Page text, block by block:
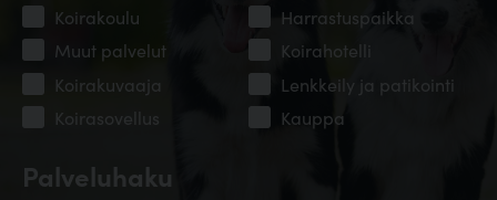
Palveluhaku
Koirakoulu
Harrastuspaikka
Muut palvelut
Koirahotelli
Koirakuvaaja
Lenkkeily ja patikointi
Koirasovellus
Kauppa